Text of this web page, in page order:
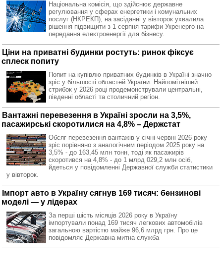
Національна комісія, що здійснює державне
регулювання у сферах енергетики і комунальних
послуг (НКРЕКП), на засіданні у вівторок ухвалила
рішення підвищити з 1 серпня тарифи Укренерго на
передання електроенергії для бізнесу.
Ціни на приватні будинки ростуть: ринок фіксує
сплеск попиту
Попит на купівлю приватних будинків в Україні значно
зріс у більшості областей України. Найпомітніший
стрибок у 2026 році продемонстрували центральні,
південні області та столичний регіон.
Вантажні перевезення в Україні зросли на 3,5%,
пасажирські скоротилися на 4,8% – Держстат
Обсяг перевезення вантажів у січні-червні 2026 року
зріс порівняно з аналогічним періодом 2025 року на
3,5% - до 163,45 млн тонн, тоді як пасажирів
скоротився на 4,8% - до 1 млрд 029,2 млн осіб,
йдеться у повідомленні Державної служби статистики
у вівторок.
Імпорт авто в Україну сягнув 169 тисяч: бензинові
моделі — у лідерах
За перші шість місяців 2026 року в Україну
імпортували понад 169 тисяч легкових автомобілів
загальною вартістю майже 96,6 млрд грн. Про це
повідомляє Державна митна служба